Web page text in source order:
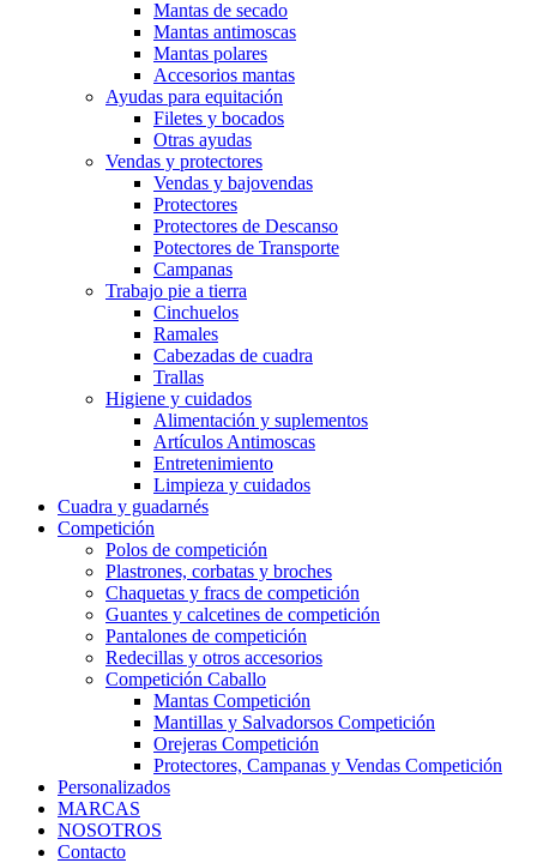
Mantas de secado
Mantas antimoscas
Mantas polares
Accesorios mantas
Ayudas para equitación
Filetes y bocados
Otras ayudas
Vendas y protectores
Vendas y bajovendas
Protectores
Protectores de Descanso
Potectores de Transporte
Campanas
Trabajo pie a tierra
Cinchuelos
Ramales
Cabezadas de cuadra
Trallas
Higiene y cuidados
Alimentación y suplementos
Artículos Antimoscas
Entretenimiento
Limpieza y cuidados
Cuadra y guadarnés
Competición
Polos de competición
Plastrones, corbatas y broches
Chaquetas y fracs de competición
Guantes y calcetines de competición
Pantalones de competición
Redecillas y otros accesorios
Competición Caballo
Mantas Competición
Mantillas y Salvadorsos Competición
Orejeras Competición
Protectores, Campanas y Vendas Competición
Personalizados
MARCAS
NOSOTROS
Contacto